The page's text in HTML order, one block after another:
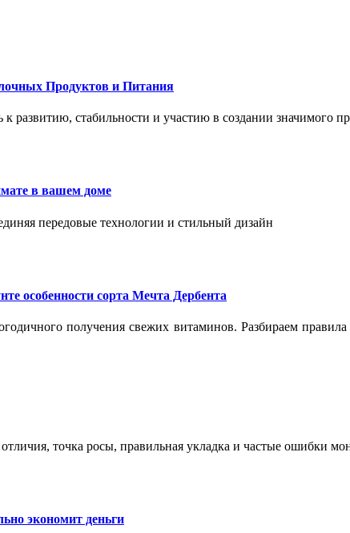
Продуктов и Питания
к развитию, стабильности и участию в создании значимого
в вашем доме
передовые технологии и стильный дизайн
особенности сорта Мечта Дербента
получения свежих витаминов. Разбираем
точка росы, правильная укладка и частые ошибки
экономит деньги